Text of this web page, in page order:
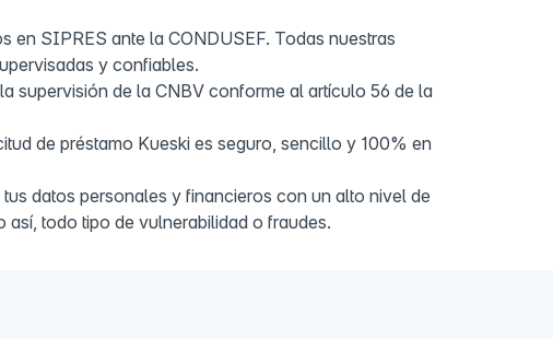
en SIPRES ante la CONDUSEF. Todas nuestras
y confiables.
supervisión de la CNBV conforme al artículo 56 de la
de préstamo Kueski es seguro, sencillo y 100% en
datos personales y financieros con un alto nivel de
así, todo tipo de vulnerabilidad o fraudes.